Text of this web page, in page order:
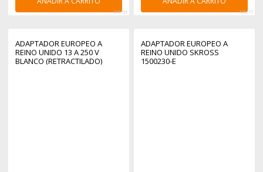
375706 375677
ADAPTADOR EUROPEO A
REINO UNIDO 13 A 250 V
BLANCO (RETRACTILADO)
ADAPTADOR EUROPEO A
REINO UNIDO SKROSS
1500230-E